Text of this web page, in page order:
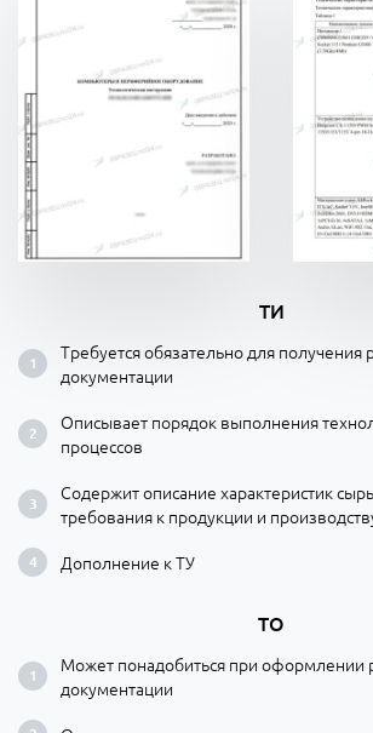
ТИ
Требуется обязательно для получения
документации
Описывает порядок выполнения
процессов
Содержит описание характеристик
требования к продукции и
Дополнение к ТУ
ТО
Может понадобиться при оформлении
документации